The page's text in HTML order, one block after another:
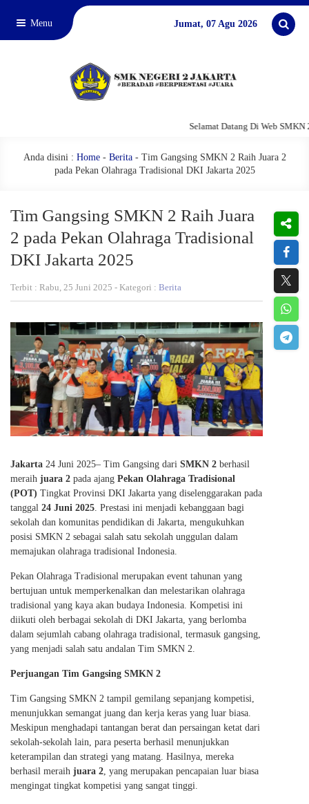
Menu Jumat, 07 Agu 2026
Selamat Datang Di Web SMKN 2
Anda disini : Home- Berita- Tim Gangsing SMKN 2 Raih Juara 2
pada Pekan Olahraga Tradisional DKI Jakarta 2025
Tim Gangsing SMKN 2 Raih Juara
2 pada Pekan Olahraga Tradisional
DKI Jakarta 2025
Terbit : Rabu, 25 Juni 2025 - Kategori : Berita
Jakarta 24 Juni 2025– Tim Gangsing dari SMKN 2 berhasil
meraih juara 2 pada ajang Pekan Olahraga Tradisional
(POT) Tingkat Provinsi DKI Jakarta yang diselenggarakan pada
tanggal 24 Juni 2025 . Prestasi ini menjadi kebanggaan bagi
sekolah dan komunitas pendidikan di Jakarta, mengukuhkan
posisi SMKN 2 sebagai salah satu sekolah unggulan dalam
memajukan olahraga tradisional Indonesia.
Pekan Olahraga Tradisional merupakan event tahunan yang
bertujuan untuk memperkenalkan dan melestarikan olahraga
tradisional yang kaya akan budaya Indonesia. Kompetisi ini
diikuti oleh berbagai sekolah di DKI Jakarta, yang berlomba
dalam sejumlah cabang olahraga tradisional, termasuk gangsing,
yang menjadi salah satu andalan Tim SMKN 2.
Perjuangan Tim Gangsing SMKN 2
Tim Gangsing SMKN 2 tampil gemilang sepanjang kompetisi,
menunjukkan semangat juang dan kerja keras yang luar biasa.
Meskipun menghadapi tantangan berat dan persaingan ketat dari
sekolah-sekolah lain, para peserta berhasil menunjukkan
keterampilan dan strategi yang matang. Hasilnya, mereka
berhasil meraih juara 2 , yang merupakan pencapaian luar biasa
mengingat tingkat kompetisi yang sangat tinggi.